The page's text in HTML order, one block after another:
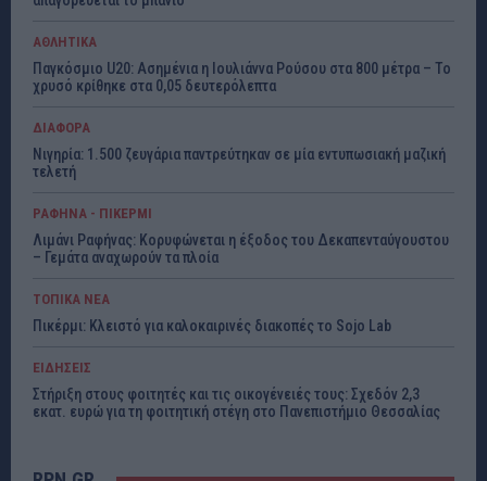
ΑΘΛΗΤΙΚΑ
Παγκόσμιο U20: Ασημένια η Ιουλιάννα Ρούσου στα 800 μέτρα – Το
χρυσό κρίθηκε στα 0,05 δευτερόλεπτα
ΔΙΑΦΟΡΑ
Νιγηρία: 1.500 ζευγάρια παντρεύτηκαν σε μία εντυπωσιακή μαζική
τελετή
ΡΑΦΗΝΑ - ΠΙΚΕΡΜΙ
Λιμάνι Ραφήνας: Κορυφώνεται η έξοδος του Δεκαπενταύγουστου
– Γεμάτα αναχωρούν τα πλοία
ΤΟΠΙΚΑ ΝΕΑ
Πικέρμι: Κλειστό για καλοκαιρινές διακοπές το Sojo Lab
ΕΙΔΗΣΕΙΣ
Στήριξη στους φοιτητές και τις οικογένειές τους: Σχεδόν 2,3
εκατ. ευρώ για τη φοιτητική στέγη στο Πανεπιστήμιο Θεσσαλίας